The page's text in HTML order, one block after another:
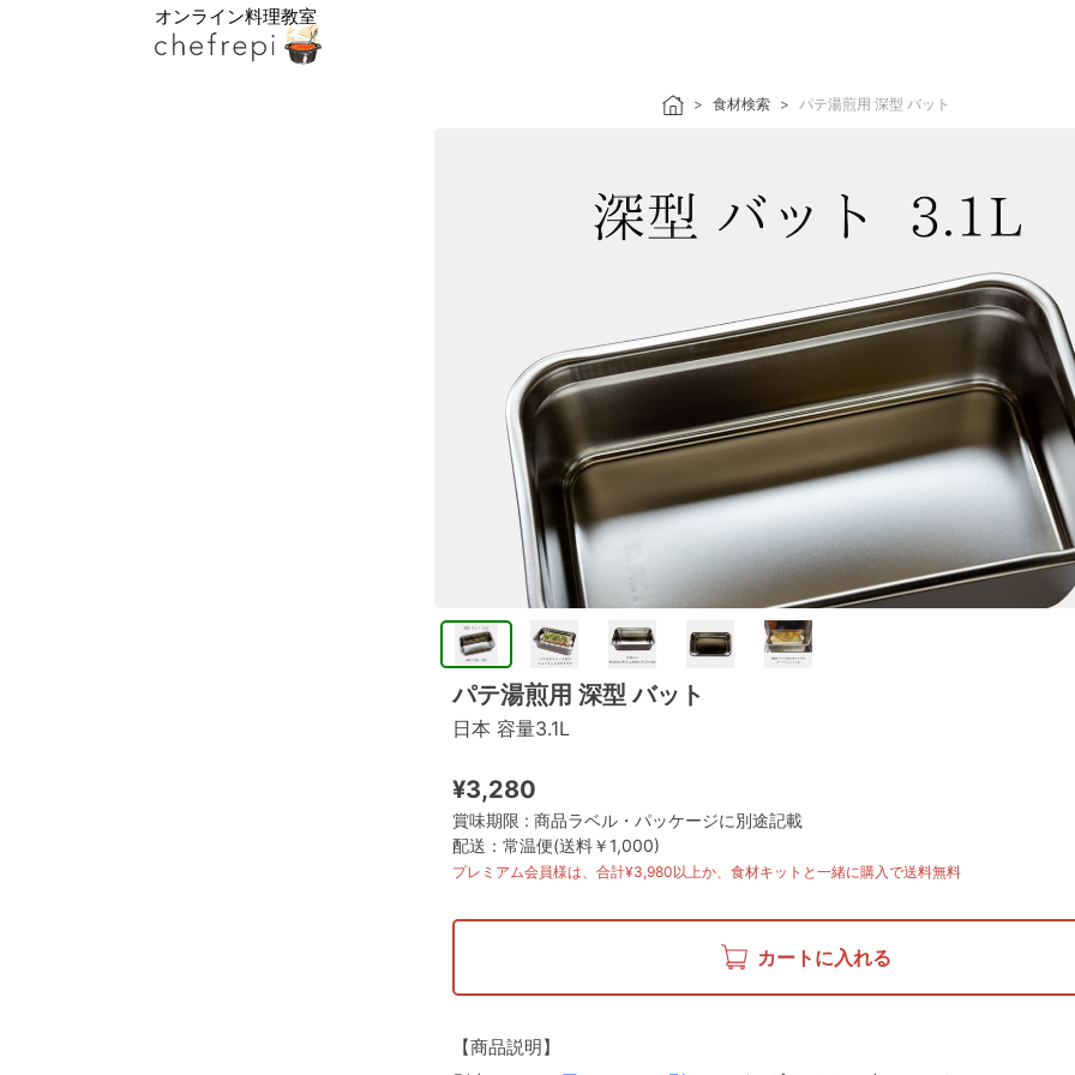
オンライン料理教室
食材検索 パテ湯煎用 深型 バット
パテ湯煎用 深型 バット
日本 容量3.1L
¥3,280
賞味期限 : 商品ラベル・パッケージに別途記載
配送：常温便(送料￥1,000)
プレミアム会員様は、合計¥3,980以上か、食材キットと一緒に購入で送料無料
カートに入れる
【商品説明】